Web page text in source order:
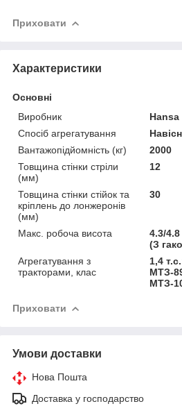
Приховати
Характеристики
Основні
Виробник
Hansa
Спосіб агрегатування
Вантажопідйомність (кг)
2000
Товщина стінки стріли
(мм)
12
Товщина стінки стійок та
кріплень до лонжеронів
(мм)
30
Макс. робоча висота
4.3/
(З
Агрегатування з
тракторами, клас
1,4
МТЗ-
МТЗ-
Приховати
Умови доставки
Нова Пошта
Доставка у господарство